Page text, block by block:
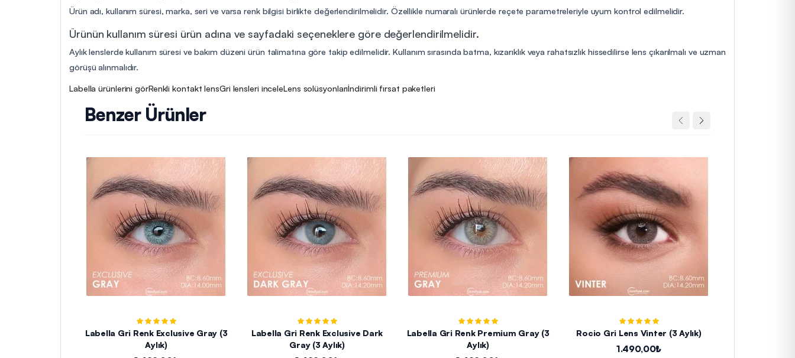
Ürün adı, kullanım süresi, marka, seri ve varsa renk bilgisi birlikte değerlendirilmelidir. Özellikle numaralı ürünlerde reçete parametreleriyle uyum kontrol edilmelidir.
Ürünün kullanım süresi ürün adına ve sayfadaki seçeneklere göre değerlendirilmelidir.
Aylık lenslerde kullanım süresi ve bakım düzeni ürün talimatına göre takip edilmelidir. Kullanım sırasında batma, kızarıklık veya rahatsızlık hissedilirse lens çıkarılmalı ve uzman
görüşü alınmalıdır.
Labella ürünlerini görRenkli kontakt lensGri lensleri inceleLens solüsyonlarıİndirimli fırsat paketleri
Benzer Ürünler
Labella Gri Renk Exclusive Gray (3
Aylık)
Labella Gri Renk Exclusive Dark
Gray (3 Aylık)
Labella Gri Renk Premium Gray (3
Aylık)
Rocio Gri Lens Vinter (3 Aylık)
1.490,00₺